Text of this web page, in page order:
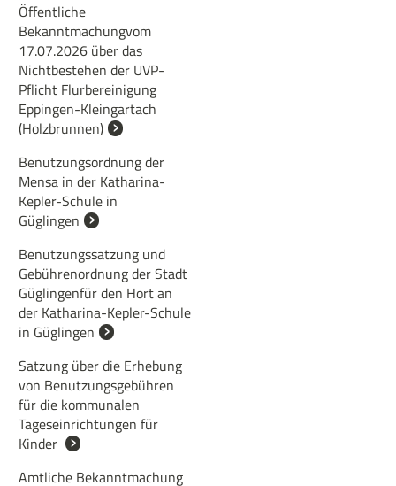
Öffentliche
Bekanntmachungvom
17.07.2026 über das
Nichtbestehen der UVP-
Pflicht Flurbereinigung
Eppingen-Kleingartach
(Holzbrunnen)
Benutzungsordnung der
Mensa in der Katharina-
Kepler-Schule in
Güglingen
Benutzungssatzung und
Gebührenordnung der Stadt
Güglingenfür den Hort an
der Katharina-Kepler-Schule
in Güglingen
Satzung über die Erhebung
von Benutzungsgebühren
für die kommunalen
Tageseinrichtungen für
Kinder
Amtliche Bekanntmachung